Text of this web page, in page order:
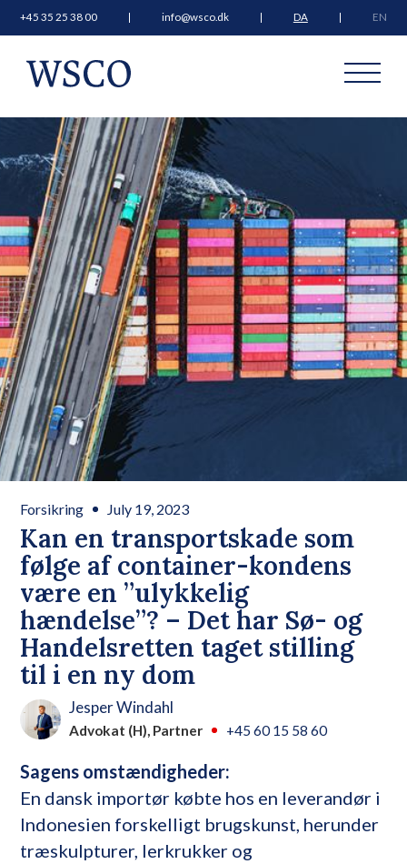
+45 35 25 38 00 info@wsco.dk DA EN
Kan en transportskade som
følge af container-kondens
være en ”ulykkelig
hændelse”? – Det har Sø- og
Handelsretten taget stilling
til i en ny dom
Forsikring July 19, 2023
Jesper Windahl
Advokat (H), Partner +45 60 15 58 60
Sagens omstændigheder:
En dansk importør købte hos en leverandør i
Indonesien forskelligt brugskunst, herunder
træskulpturer, lerkrukker og